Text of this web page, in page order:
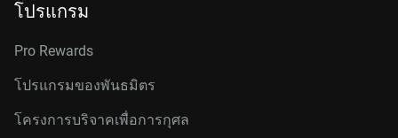
โปรแกรม
Pro Rewards
โปรแกรมของพันธมิตร
โครงการบริจาคเพื่อการกุศล